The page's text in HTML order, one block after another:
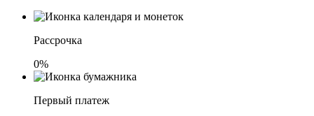
Рассрочка
0%
Первый платеж